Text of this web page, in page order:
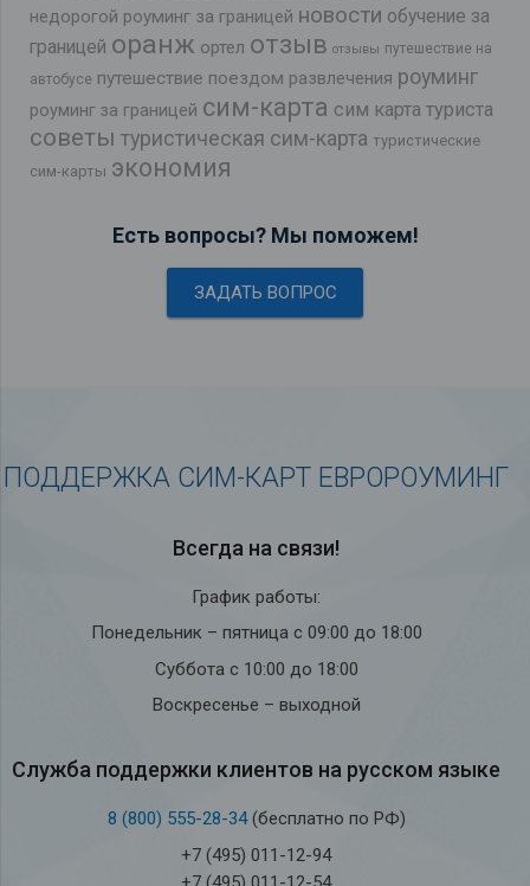
недорогой роуминг за границей новости обучение за
границей оранж ортел отзыв отзывы путешествие на
автобусе путешествие поездом развлечения роуминг
роуминг за границей сим-карта сим карта туриста
советы туристическая сим-карта туристические
сим-карты экономия
Есть вопросы? Мы поможем!
ЗАДАТЬ ВОПРОС
ПОДДЕРЖКА СИМ-КАРТ ЕВРОРОУМИНГ
Всегда на связи!
График работы:
Понедельник – пятница с 09:00 до 18:00
Суббота с 10:00 до 18:00
Воскресенье – выходной
Служба под­держки кли­ен­тов на рус­ском языке
8 (800) 555-28-34(бесплатно по РФ)
+7 (495) 011-12-94